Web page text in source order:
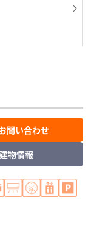
問い合わせ
建物情報